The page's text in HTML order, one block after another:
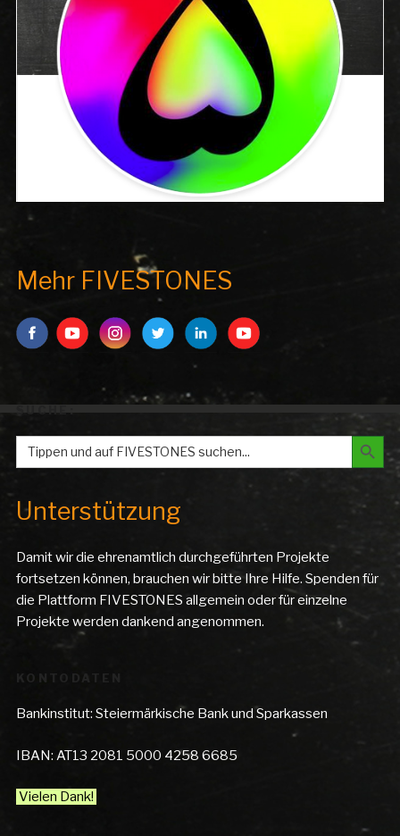
Mehr FIVESTONES
SUCHE:
Search
for:
Search
Unterstützung
Damit wir die ehrenamtlich durchgeführten Projekte
fortsetzen können, brauchen wir bitte Ihre Hilfe. Spenden für
die Plattform FIVESTONES allgemein oder für einzelne
Projekte werden dankend angenommen.
KONTODATEN
Bankinstitut: Steiermärkische Bank und Sparkassen
IBAN: AT13 2081 5000 4258 6685
Vielen Dank!